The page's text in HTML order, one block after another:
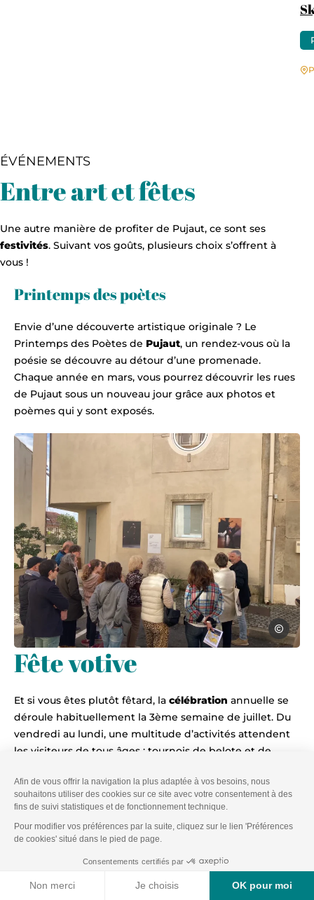
ÉVÉNEMENTS
Entre art et fêtes
Une autre manière de profiter de Pujaut, ce sont ses
festivités. Suivant vos goûts, plusieurs choix s’offrent à
vous !
Anne-
Printemps des poètes
Envie d’une découverte artistique originale ? Le
Printemps des Poètes de Pujaut, un rendez-vous où la
poésie se découvre au détour d’une promenade.
Chaque année en mars, vous pourrez découvrir les rues
de Pujaut sous un nouveau jour grâce aux photos et
poèmes qui y sont exposés.
Fête votive
Et si vous êtes plutôt fêtard, la célébration annuelle se
déroule habituellement la 3ème semaine de juillet. Du
vendredi au lundi, une multitude d’activités attendent
les visiteurs de tous âges : tournois de belote et de
sous les platanes de la place du Marché.